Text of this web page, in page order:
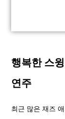
행복한 스
연주
최근 많은 재즈